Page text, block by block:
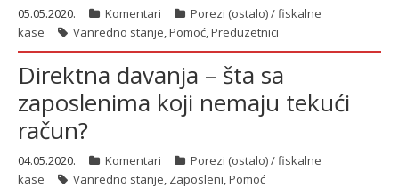
05.05.2020. Komentari
Porezi (ostalo) / fiskalne
kase
Vanredno stanje,Pomoć,Preduzetnici
Direktna davanja – šta sa
zaposlenima koji nemaju tekući
račun?
04.05.2020. Komentari
Porezi (ostalo) / fiskalne
kase
Vanredno stanje, Zaposleni,Pomoć